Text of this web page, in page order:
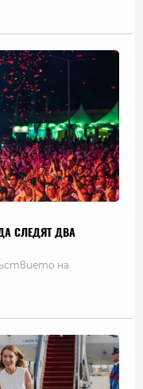
СЛЕДЯТ ДВА
на